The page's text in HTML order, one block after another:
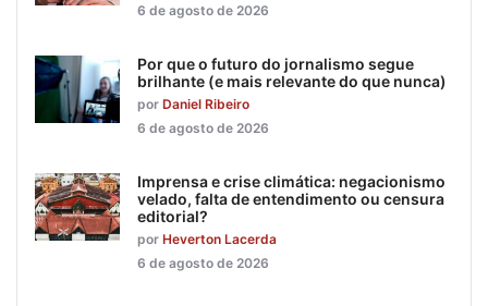
6 de agosto de 2026
Por que o futuro do jornalismo segue
brilhante (e mais relevante do que nunca)
por Daniel Ribeiro
6 de agosto de 2026
Imprensa e crise climática: negacionismo
velado, falta de entendimento ou censura
editorial?
por Heverton Lacerda
6 de agosto de 2026